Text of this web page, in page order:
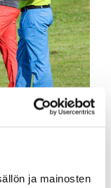
ja mainosten